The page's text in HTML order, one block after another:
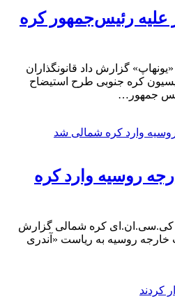
علیه رئیس‌جمهور کره
گزارش داد قانونگذاران
کره جنوبی طرح استیضاح
جمهور…
روسیه وارد کره
کی‌.سی.ان.ای کره شمالی گزارش
خارجه روسیه به ریاست «آندری